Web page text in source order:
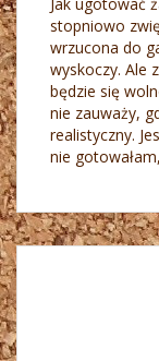
stopniowo
wrzucona do
wyskoczy. Ale
będzie się
nie zauważy,
realistyczny.
nie